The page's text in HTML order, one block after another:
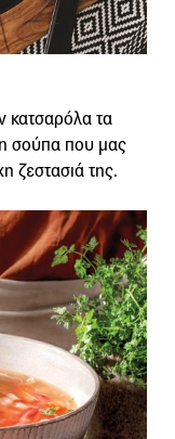
κατσαρόλα τα
σούπα που μας
ζεστασιά της.